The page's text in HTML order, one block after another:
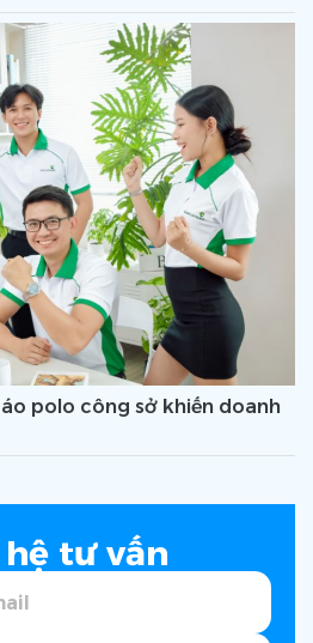
polo công sở khiến doanh
tư vấn